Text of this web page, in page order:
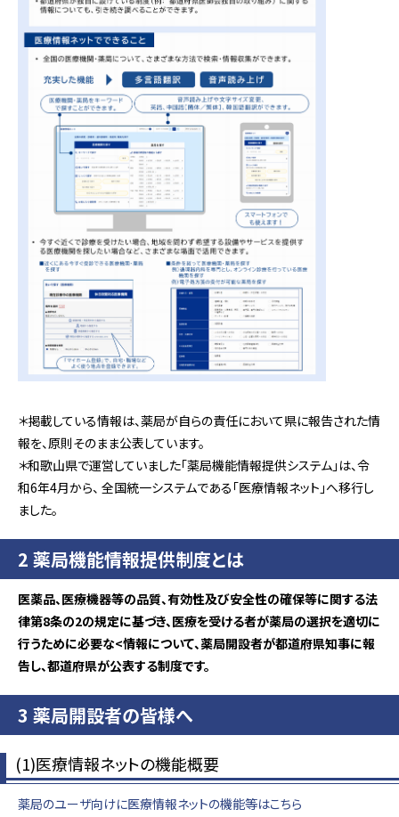
＊掲載している情報は、薬局が自らの責任において県に報告された情
報を、原則そのまま公表しています。
＊和歌山県で運営していました「薬局機能情報提供システム」は、令
和6年4月から、 全国統一システムである「医療情報ネット」へ移行し
ました。
2 薬局機能情報提供制度とは
医薬品、医療機器等の品質、有効性及び安全性の確保等に関する法
律第8条の2の規定に基づき、医療を受ける者が薬局の選択を適切に
行うために必要な<情報について、薬局開設者が都道府県知事に報
告し、都道府県が公表する制度です。
3 薬局開設者の皆様へ
(1)医療情報ネットの機能概要
薬局のユーザ向けに医療情報ネットの機能等はこちら